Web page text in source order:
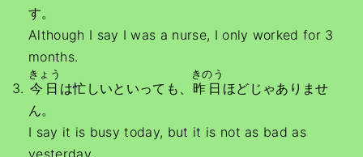
す。
Although I say I was a nurse, I only worked for 3
months.
今日
きょう
は忙しいといっても、 昨日
きのう
ほどじゃありませ
ん。
I say it is busy today, but it is not as bad as
yesterday.